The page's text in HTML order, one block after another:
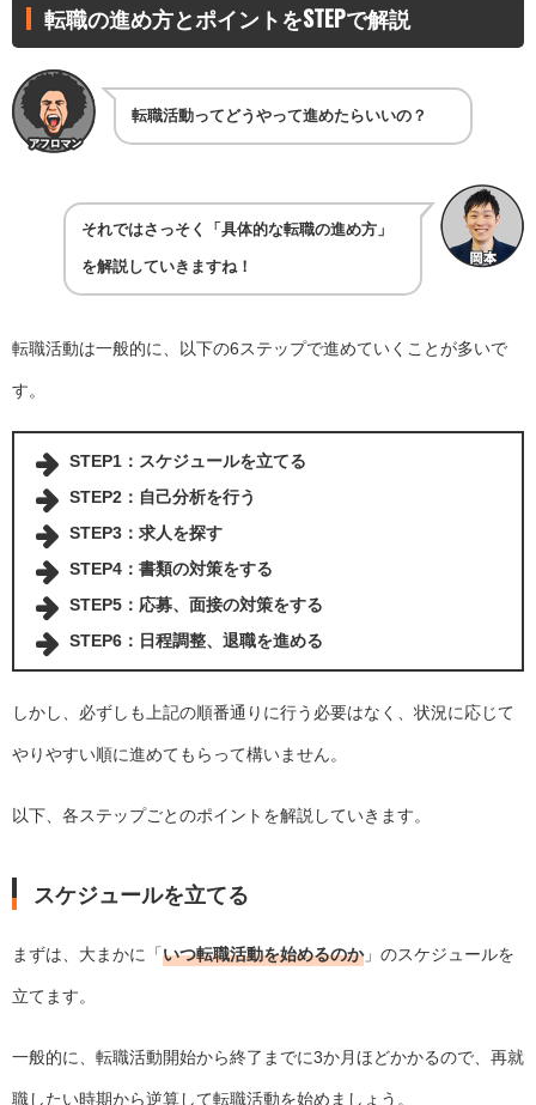
転職の進め方とポイントをSTEPで解説
転職活動ってどうやって進めたらいいの？
それではさっそく「具体的な転職の進め方」
を解説していきますね！
転職活動は一般的に、以下の6ステップで進めていくことが多いで
す。
STEP1： スケジュールを立てる
STEP2： 自己分析を行う
STEP3：求人を探す
STEP4：書類の対策をする
STEP5： 応募、面接の対策をする
STEP6： 日程調整、退職を進める
しかし、必ずしも上記の順番通りに行う必要はなく、状況に応じて
やりやすい順に進めてもらって構いません。
以下、各ステップごとのポイントを解説していきます。
スケジュールを立てる
まずは、大まかに「いつ転職活動を始めるのか」のスケジュールを
立てます。
一般的に、転職活動開始から終了までに3か月ほどかかるので、再就
職したい時期から逆算して転職活動を始めましょう。